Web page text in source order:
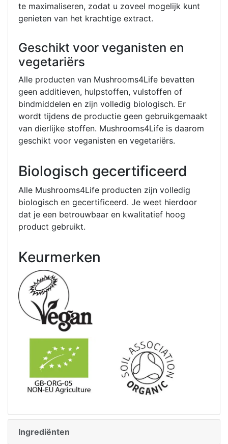
te maximaliseren, zodat u zoveel mogelijk kunt
genieten van het krachtige extract.
Geschikt voor veganisten en
vegetariërs
Alle producten van Mushrooms4Life bevatten
geen additieven, hulpstoffen, vulstoffen of
bindmiddelen en zijn volledig biologisch. Er
wordt tijdens de productie geen gebruikgemaakt
van dierlijke stoffen. Mushrooms4Life is daarom
geschikt voor veganisten en vegetariërs.
Biologisch gecertificeerd
Alle Mushrooms4Life producten zijn volledig
biologisch en gecertificeerd. Je weet hierdoor
dat je een betrouwbaar en kwalitatief hoog
product gebruikt.
Keurmerken
Ingrediënten